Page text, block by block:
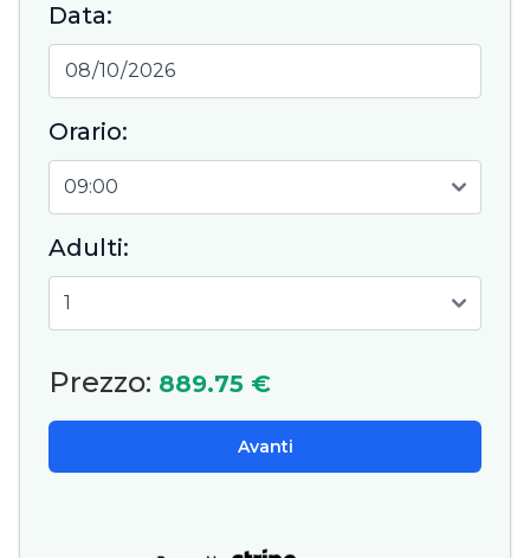
Data:
Orario:
Adulti:
Prezzo: 889.75 €
Avanti